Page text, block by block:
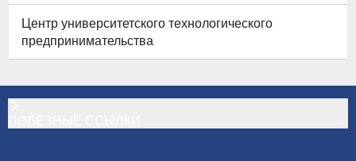
Центр университетского технологического
предпринимательства